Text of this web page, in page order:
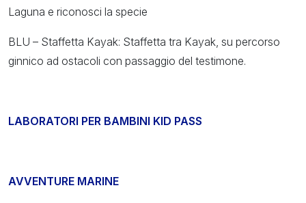
Laguna e riconosci la specie
BLU – Staffetta Kayak: Staffetta tra Kayak, su percorso
ginnico ad ostacoli con passaggio del testimone.
LABORATORI PER BAMBINI KID PASS
AVVENTURE MARINE